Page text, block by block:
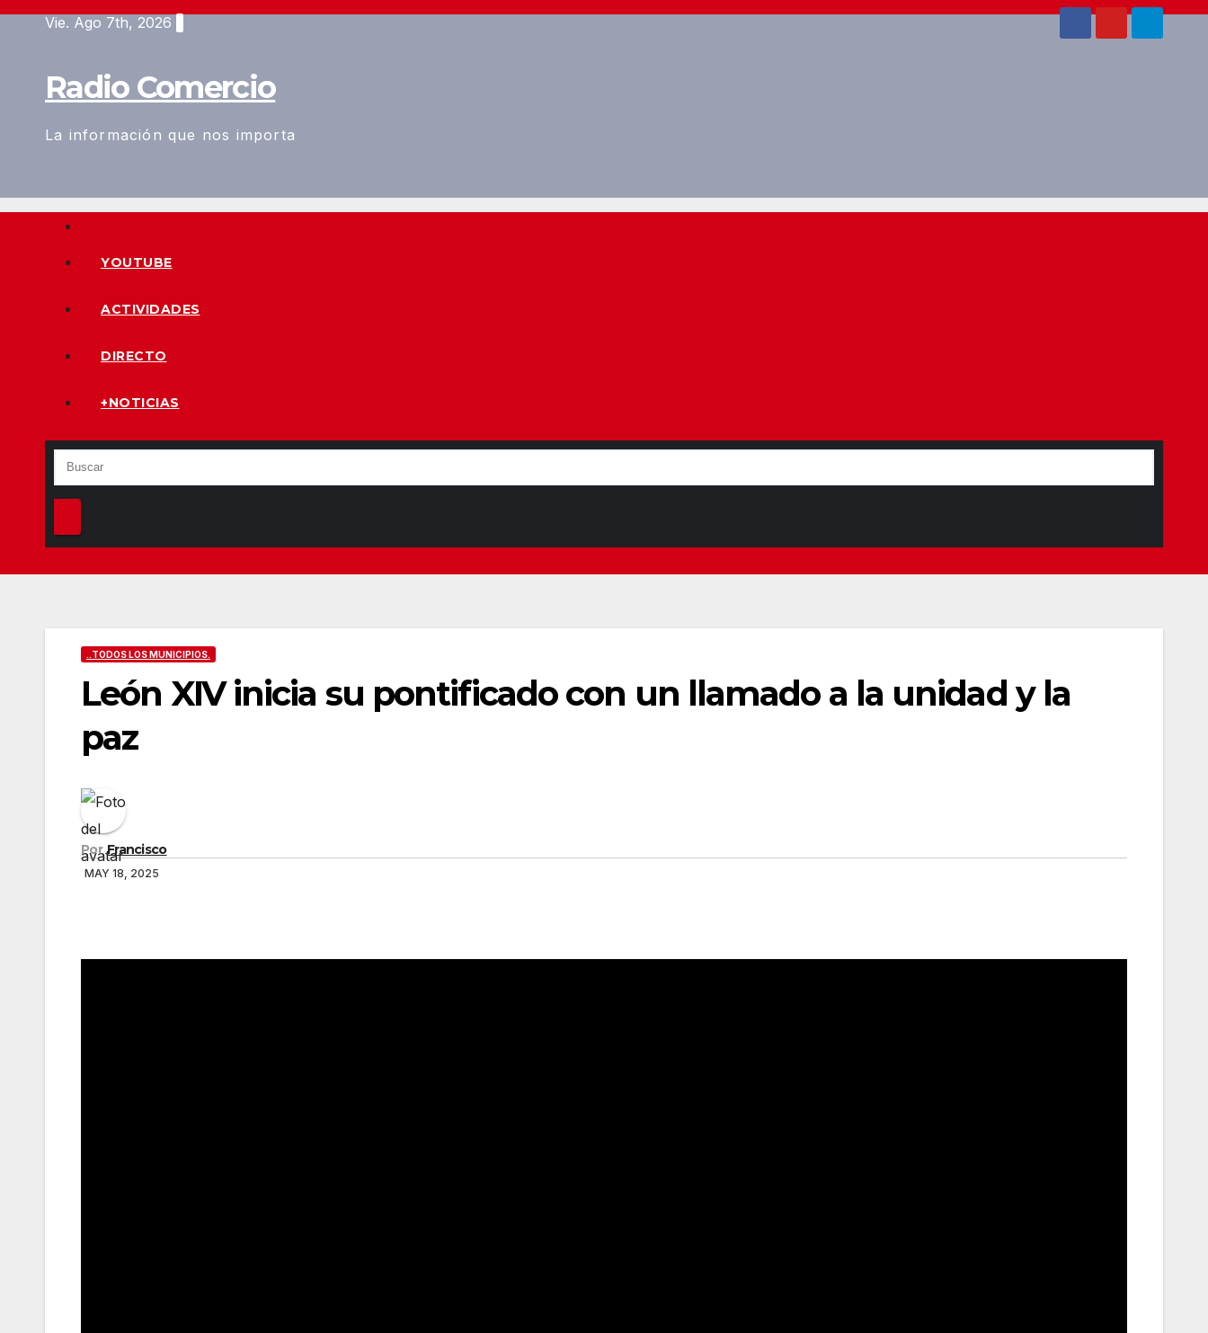
Saltar
Vie. Ago 7th, 2026
Radio Comercio
La información que nos importa
YOUTUBE
ACTIVIDADES
DIRECTO
+NOTICIAS
..TODOS LOS MUNICIPIOS.
León XIV inicia su pontificado con un llamado a la unidad y la
paz
Por Francisco
MAY 18, 2025